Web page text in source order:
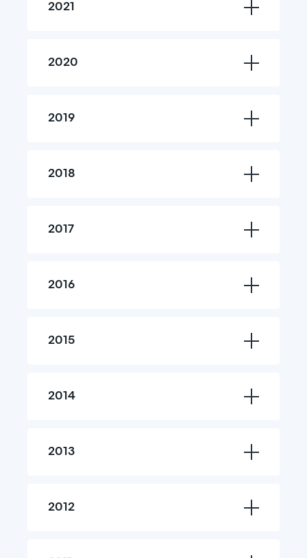
2021
2020
2019
2018
2017
2016
2015
2014
2013
2012